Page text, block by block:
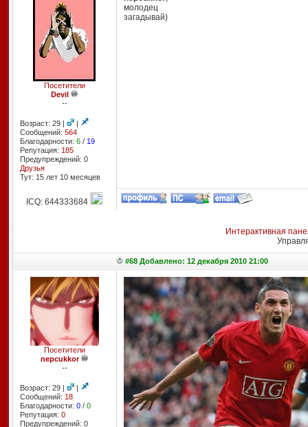
Посетители
Devil
--
Возраст: 29 |
|
Сообщений: 564
Благодарности: 6/ 19
Репутация: 185
Предупреждений: 0
Друзья
Тут: 15 лет 10 месяцев
молодец
загадывай)
ICQ: 644333684
Интерактивная
#68 Добавлено: 12 декабря 2010 21:00
Посетители
nepcukkor
--
Возраст: 29 |
|
Сообщений: 18
Благодарности: 0/ 0
Репутация: 0
Предупреждений: 0